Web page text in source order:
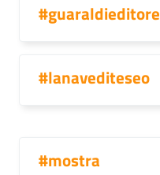
#guaraldieditore
#lanavediteseo
#mostra